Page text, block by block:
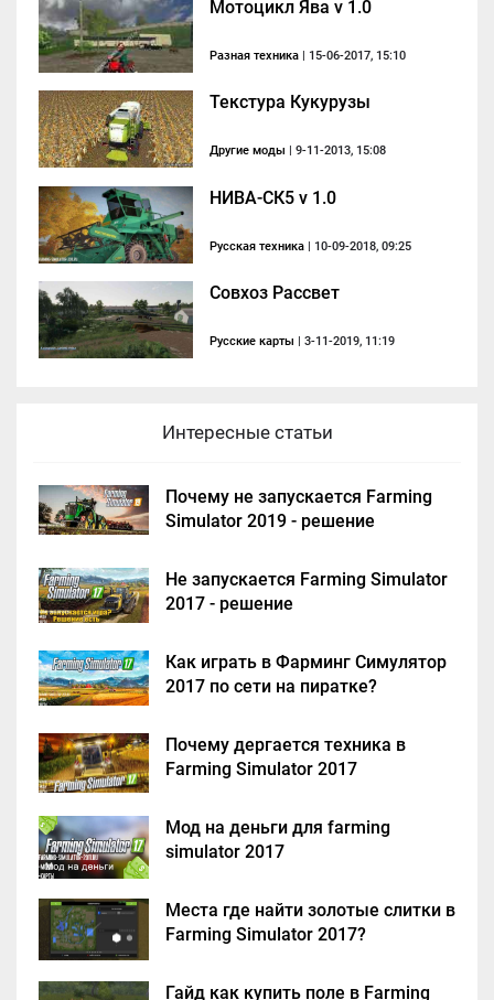
Мотоцикл Ява v 1.0
Разная техника | 15-06-2017, 15:10
Текстура Кукурузы
Другие моды | 9-11-2013, 15:08
НИВА-СК5 v 1.0
Русская техника | 10-09-2018, 09:25
Совхоз Рассвет
Русские карты | 3-11-2019, 11:19
Интересные статьи
Почему не запускается Farming
Simulator 2019 - решение
Не запускается Farming Simulator
2017 - решение
Как играть в Фарминг Симулятор
2017 по сети на пиратке?
Почему дергается техника в
Farming Simulator 2017
Мод на деньги для farming
simulator 2017
Места где найти золотые слитки в
Farming Simulator 2017?
Гайд как купить поле в Farming